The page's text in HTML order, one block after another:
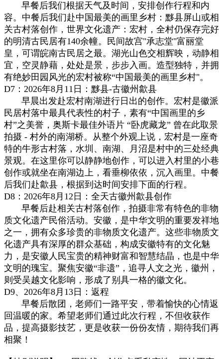
早餐后我们根据天气及时间，安排创作行程和内
容。中餐后我们赴中国最美的画里乡村：黟县屏山或相
关古村落创作，世界文化遗产：宏村，全村仍保存完好
的明清古民居有140余幢。民间故宫"承志堂"富丽堂
皇，可谓皖南古民居之最。湖光山色交相辉映，动静相
宜，空灵静藉，处处是景，步步入画。造型独特，并拥
有绝妙田园风光的宏村被称“中国最美的画里乡村"。
D7：2026年8月11日：黟县-古徽州歙县
早晨出发赴宏村南湖进行日出的创作。宏村是徽派
民居村落中最具代表性的村子，素有“中国画里的乡
村”之美誉，奥斯卡最佳外语片 “卧虎藏龙” 曾在此取景
拍摄 - 村外的南湖桥。从整个外观上说，宏村是一座奇
特的牛形古村落，水圳、南湖、月沼是村中的三处经典
景观。在这里你可以静静地创作，可以进入村里的小巷
创作或就坐在南湖边上，看垂柳依依，沉入画里。中餐
后我们赴歙县，根据到达时间安排下面的行程。
D8：2026年8月12日：全天古徽州歙县创作
早餐后赴相关古村落创作，拍摄非常有特色的非物
质文化遗产民俗活动。安徽，是中华文明的重要发祥地
之一，拥有众多珍贵的非物质文化遗产。这些非物质文
化遗产具有深厚的群众基础，构成安徽特有的文化魅
力，是安徽人民宝贵的精神财富和智慧结晶，也是中华
文明的瑰宝。聚焦安徽“非遗”，追寻人文之光，徽州，
则受吴越文化影响，形成了别具一格的徽文化。
D9、2026年8月13 日 ：返程
早餐后散团，老师们一路平安，带着愉快的心情返
回温暖的家。希望老师们通过此次行程，不但收获作
品，提高摄影技艺，更是收获一份份友情，期待我们再
相聚 ！